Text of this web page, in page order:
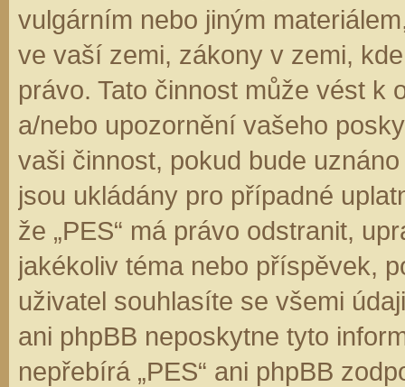
vulgárním nebo jiným
ve vaší zemi, zákony v zemi,
právo. Tato činnost může vést k
a/nebo upozornění vašeho
vaši činnost, pokud bude
jsou ukládány pro případné
že „PES“ má právo odstranit,
jakékoliv téma nebo příspěvek,
uživatel souhlasíte se všemi
ani phpBB neposkytne tyto
nepřebírá „PES“ ani phpBB